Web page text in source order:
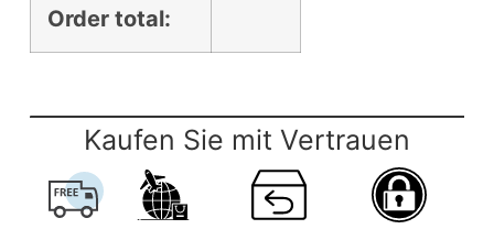
Order total:
Kaufen Sie mit Vertrauen